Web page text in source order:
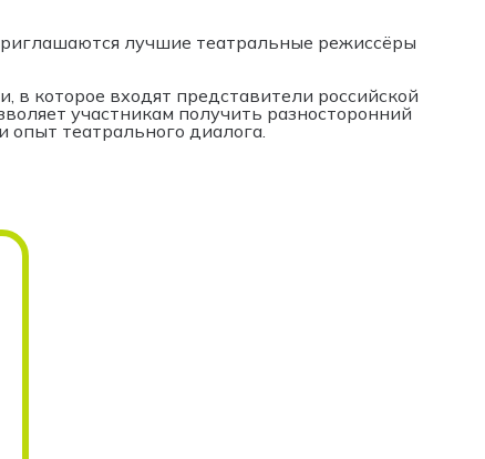
лучшие театральные режиссёры
которое входят представители российской
участникам получить разносторонний
опыт театрального диалога.